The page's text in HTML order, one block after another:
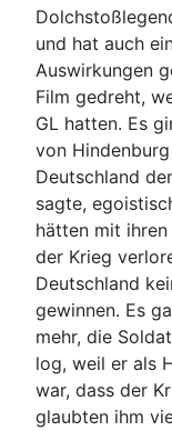
und hat auch
Auswirkungen
Film gedreht,
GL hatten. Es
von
Deutschland
sagte,
hätten mit
der Krieg
Deutschland
gewinnen. Es
mehr, die
log, weil er als
war, dass der
glaubten ihm